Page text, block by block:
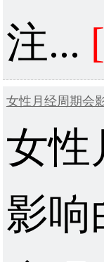
注...
女性月经周期会
女性
影响